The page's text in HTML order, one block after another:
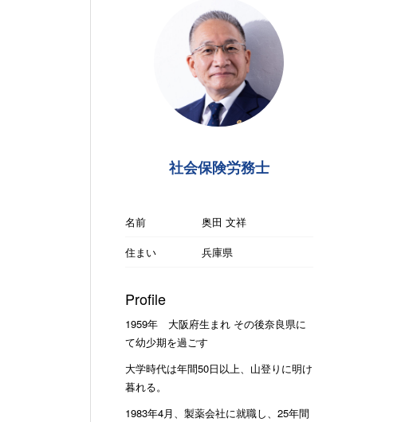
社会保険労務士
名前
奥田 文祥
住まい
兵庫県
Profile
1959年 大阪府生まれ その後奈良県に
て幼少期を過ごす
大学時代は年間50日以上、山登りに明け
暮れる。
1983年4月、製薬会社に就職し、25年間